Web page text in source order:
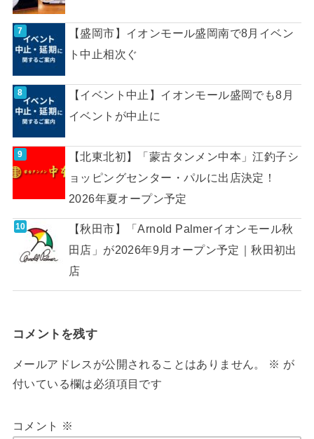
【盛岡市】イオンモール盛岡南で8月イベン
ト中止相次ぐ
【イベント中止】イオンモール盛岡でも8月
イベントが中止に
【北東北初】「蒙古タンメン中本」江釣子シ
ョッピングセンター・パルに出店決定！
2026年夏オープン予定
【秋田市】「Arnold Palmerイオンモール秋
田店」が2026年9月オープン予定｜秋田初出
店
コメントを残す
メールアドレスが公開されることはありません。 ※ が
付いている欄は必須項目です
コメント ※